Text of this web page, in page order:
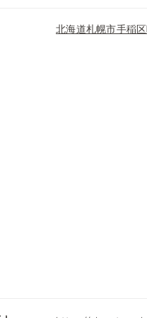
北海道札幌市手稲